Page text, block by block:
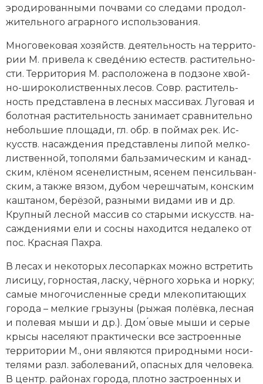
эро­ди­ро­ван­ны­ми поч­ва­ми со сле­да­ми про­дол­
жи­тель­но­го аг­рар­но­го ис­поль­зо­ва­ния.
Мно­го­ве­ко­вая хо­зяйств. дея­тель­ность на тер­ри­то­
рии М. при­ве­ла к све­де́­нию ес­теств. рас­ти­тель­но­
сти. Тер­ри­то­рия М. рас­по­ло­же­на в под­зо­не хвой­
но-ши­ро­ко­ли­ст­вен­ных ле­сов. Совр. рас­ти­тель­
ность пред­став­ле­на в лес­ных мас­си­вах. Лу­го­вая и
бо­лот­ная рас­ти­тель­ность за­ни­ма­ет срав­ни­тель­но
не­боль­шие пло­ща­ди, гл. обр. в пой­мах рек. Ис­
кусств. на­са­ж­де­ния пред­став­ле­ны ли­пой мел­ко­
ли­ст­вен­ной, то­по­ля­ми баль­за­ми­че­ским и ка­над­
ским, клё­ном ясе­не­ли­ст­ным, ясе­нем пен­силь­ван­
ским, а так­же вя­зом, ду­бом че­реш­ча­тым, кон­ским
каш­та­ном, бе­рё­зой, раз­ны­ми ви­да­ми ив и др.
Круп­ный лес­ной мас­сив со ста­ры­ми ис­кус­ств. на­
саж­де­ния­ми ели и сос­ны на­хо­дит­ся не­да­ле­ко от
пос. Крас­ная Па­хра.
В ле­сах и не­ко­то­рых ле­со­пар­ках мож­но встре­тить
ли­си­цу, гор­но­стая, лас­ку, чёр­но­го хорь­ка и нор­ку;
са­мые мно­го­чис­лен­ные сре­ди мле­ко­пи­таю­щих
го­ро­да – мел­кие гры­зу­ны (ры­жая по­лёв­ка, лес­ная
и по­ле­вая мы­ши и др.). До­м ́о­вые мы­ши и се­рые
кры­сы на­се­ля­ют прак­ти­че­ски все за­стро­ен­ные
тер­ри­то­рии М., они яв­ля­ют­ся при­род­ны­ми но­си­
те­ля­ми разл. за­бо­ле­ва­ний, опас­ных для че­ло­ве­ка.
В центр. рай­онах го­ро­да, плот­но за­стро­ен­ных и